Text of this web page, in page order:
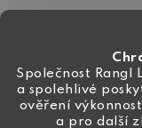
Společnost Rangl
a spolehlivé
ověření
a pro další
+420 774